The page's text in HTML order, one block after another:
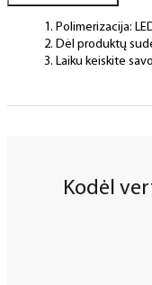
Polimerizacija:
Dėl produktų
Laiku keiskite
Kodėl